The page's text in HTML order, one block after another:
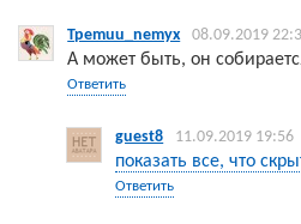
Tpemuu_nemyx 08.09.2019
А может быть, он
Ответить
guest8 11.09.2019 19:56
показать все, что
Ответить